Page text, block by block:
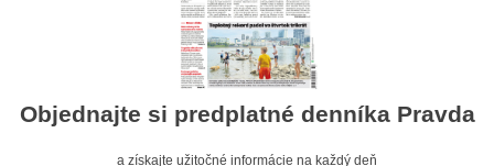
Objednajte si predplatné denníka Pravda
a získajte užitočné informácie na každý deň